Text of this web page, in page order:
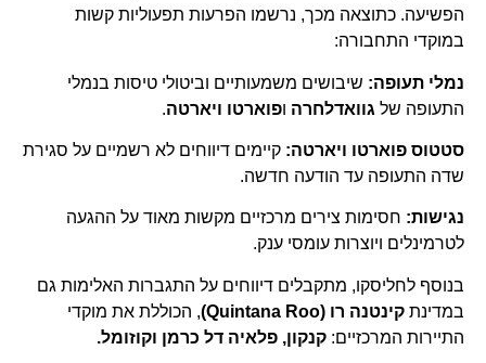
הפשיעה. כתוצאה מכך, נרשמו הפרעות תפעוליות קשות
במוקדי התחבורה:
נמלי תעופה: שיבושים משמעותיים וביטולי טיסות בנמלי
התעופה של גוואדלחרה ופוארטו ויארטה.
סטטוס פוארטו ויארטה: קיימים דיווחים לא רשמיים על סגירת
שדה התעופה עד הודעה חדשה.
נגישות: חסימות צירים מרכזיים מקשות מאוד על ההגעה
לטרמינלים ויוצרות עומסי ענק.
בנוסף לחליסקו, מתקבלים דיווחים על התגברות האלימות גם
במדינת קינטנה רו (Quintana Roo)
, הכוללת את מוקדי
התיירות המרכזיים: קנקון, פלאיה דל כרמן וקוזומל.